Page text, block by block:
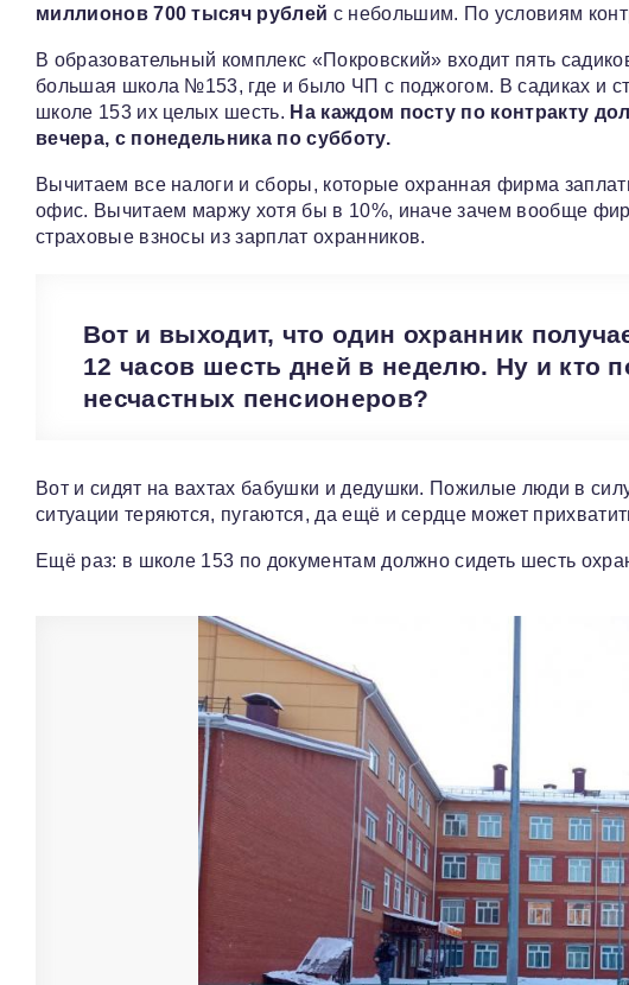
миллионов 700 тысяч рублей с небольшим. По условиям
В образовательный комплекс «Покровский» входит пять
большая школа №153, где и было ЧП с поджогом. В садиках и
школе 153 их целых шесть. На каждом посту по контракту
вечера, с понедельника по субботу.
Вычитаем все налоги и сборы, которые охранная фирма
офис. Вычитаем маржу хотя бы в 10%, иначе зачем вообще
страховые взносы из зарплат охранников.
Вот и выходит, что один охранник
12 часов шесть дней в неделю. Ну и кто
несчастных пенсионеров?
Вот и сидят на вахтах бабушки и дедушки. Пожилые люди в
ситуации теряются, пугаются, да ещё и сердце может
Ещё раз: в школе 153 по документам должно сидеть шесть